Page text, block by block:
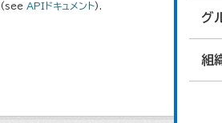
グ
組
(see APIドキュメント).